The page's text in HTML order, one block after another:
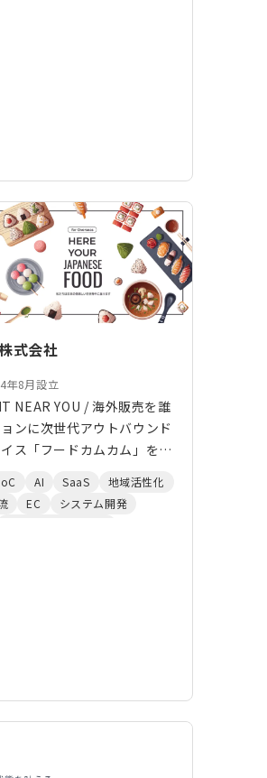
式会社
年8月設立
NEAR YOU / 海外販売を誰
ンに次世代アウトバウンド
ス「フードカムカム」を運
物流、取引におけるCS、
でデジタル化する
ールビジネス
トからスタートし、取引
機械学習によってユーザー
引に関する信用のモデリン
の開発をスタートしまし
AI SaaS
地域活性化
EC
システム開発